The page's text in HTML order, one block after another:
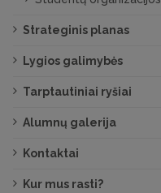
Strateginis planas
Lygios galimybės
Tarptautiniai ryšiai
Alumnų galerija
Kontaktai
Kur mus rasti?